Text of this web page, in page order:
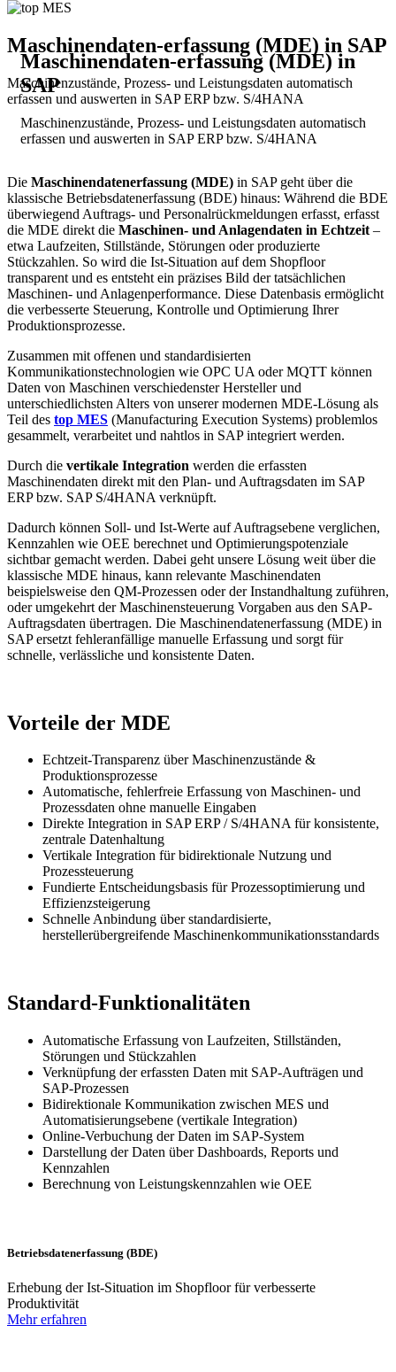
Maschinendaten-erfassung (MDE) in SAP
Maschinenzustände, Prozess- und Leistungsdaten automatisch
erfassen und auswerten in SAP ERP bzw. S/4HANA
Maschinendaten-erfassung (MDE) in
SAP
Maschinenzustände, Prozess- und Leistungsdaten automatisch
erfassen und auswerten in SAP ERP bzw. S/4HANA
Die Maschinendatenerfassung (MDE) in SAP geht über die
klassische Betriebsdatenerfassung (BDE) hinaus: Während die BDE
überwiegend Auftrags- und Personalrückmeldungen erfasst, erfasst
die MDE direkt die Maschinen- und Anlagendaten in Echtzeit –
etwa Laufzeiten, Stillstände, Störungen oder produzierte
Stückzahlen. So wird die Ist-Situation auf dem Shopfloor
transparent und es entsteht ein präzises Bild der tatsächlichen
Maschinen- und Anlagenperformance. Diese Datenbasis ermöglicht
die verbesserte Steuerung, Kontrolle und Optimierung Ihrer
Produktionsprozesse.
Zusammen mit offenen und standardisierten
Kommunikationstechnologien wie OPC UA oder MQTT können
Daten von Maschinen verschiedenster Hersteller und
unterschiedlichsten Alters von unserer modernen MDE-Lösung als
Teil des top MES (Manufacturing Execution Systems) problemlos
gesammelt, verarbeitet und nahtlos in SAP integriert werden.
Durch die vertikale Integration werden die erfassten
Maschinendaten direkt mit den Plan- und Auftragsdaten im SAP
ERP bzw. SAP S/4HANA verknüpft.
Dadurch können Soll- und Ist-Werte auf Auftragsebene verglichen,
Kennzahlen wie OEE berechnet und Optimierungspotenziale
sichtbar gemacht werden. Dabei geht unsere Lösung weit über die
klassische MDE hinaus, kann relevante Maschinendaten
beispielsweise den QM-Prozessen oder der Instandhaltung zuführen,
oder umgekehrt der Maschinensteuerung Vorgaben aus den SAP-
Auftragsdaten übertragen. Die Maschinendatenerfassung (MDE) in
SAP ersetzt fehleranfällige manuelle Erfassung und sorgt für
schnelle, verlässliche und konsistente Daten.
Vorteile der MDE
Echtzeit-Transparenz über Maschinenzustände &
Produktionsprozesse
Automatische, fehlerfreie Erfassung von Maschinen- und
Prozessdaten ohne manuelle Eingaben
Direkte Integration in SAP ERP / S/4HANA für konsistente,
zentrale Datenhaltung
Vertikale Integration für bidirektionale Nutzung und
Prozessteuerung
Fundierte Entscheidungsbasis für Prozessoptimierung und
Effizienzsteigerung
Schnelle Anbindung über standardisierte,
herstellerübergreifende Maschinenkommunikationsstandards
Standard-Funktionalitäten
Automatische Erfassung von Laufzeiten, Stillständen,
Störungen und Stückzahlen
Verknüpfung der erfassten Daten mit SAP-Aufträgen und
SAP-Prozessen
Bidirektionale Kommunikation zwischen MES und
Automatisierungsebene (vertikale Integration)
Online-Verbuchung der Daten im SAP-System
Darstellung der Daten über Dashboards, Reports und
Kennzahlen
Berechnung von Leistungskennzahlen wie OEE
Betriebsdatenerfassung (BDE)
Erhebung der Ist-Situation im Shopfloor für verbesserte
Produktivität
Mehr erfahren